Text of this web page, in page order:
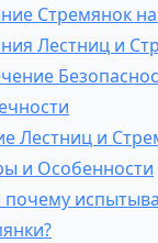
Стремянок
Лестниц и
Лестниц и
и Особенности
почему